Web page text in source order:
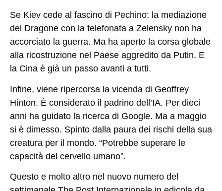
Se Kiev cede al fascino di Pechino: la mediazione
del Dragone con la telefonata a Zelensky non ha
accorciato la guerra. Ma ha aperto la corsa globale
alla ricostruzione nel Paese aggredito da Putin. E
la Cina è già un passo avanti a tutti.
Infine, viene ripercorsa la vicenda di Geoffrey
Hinton. È considerato il padrino dell’IA. Per dieci
anni ha guidato la ricerca di Google. Ma a maggio
si è dimesso. Spinto dalla paura dei rischi della sua
creatura per il mondo. “Potrebbe superare le
capacità del cervello umano”.
Questo e molto altro nel nuovo numero del